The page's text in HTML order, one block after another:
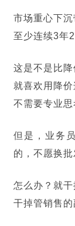
市场重心下
至少连续3年
这是不是比
就喜欢用降
不需要专业思
但是，业务
的，不愿换批
怎么办？就
干掉管销售的